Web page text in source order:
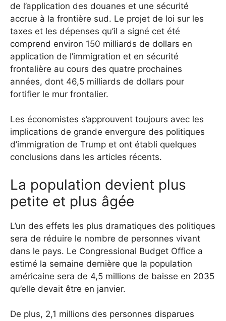
de l’application des douanes et une sécurité
accrue à la frontière sud. Le projet de loi sur les
taxes et les dépenses qu’il a signé cet été
comprend environ 150 milliards de dollars en
application de l’immigration et en sécurité
frontalière au cours des quatre prochaines
années, dont 46,5 milliards de dollars pour
fortifier le mur frontalier.
Les économistes s’approuvent toujours avec les
implications de grande envergure des politiques
d’immigration de Trump et ont établi quelques
conclusions dans les articles récents.
La population devient plus
petite et plus âgée
L’un des effets les plus dramatiques des politiques
sera de réduire le nombre de personnes vivant
dans le pays. Le Congressional Budget Office a
estimé la semaine dernière que la population
américaine sera de 4,5 millions de baisse en 2035
qu’elle devait être en janvier.
De plus, 2,1 millions des personnes disparues